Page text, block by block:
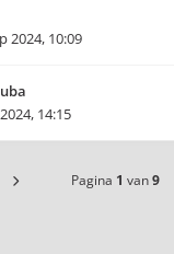
2024, 10:09
14:15
Pagina 1 van9